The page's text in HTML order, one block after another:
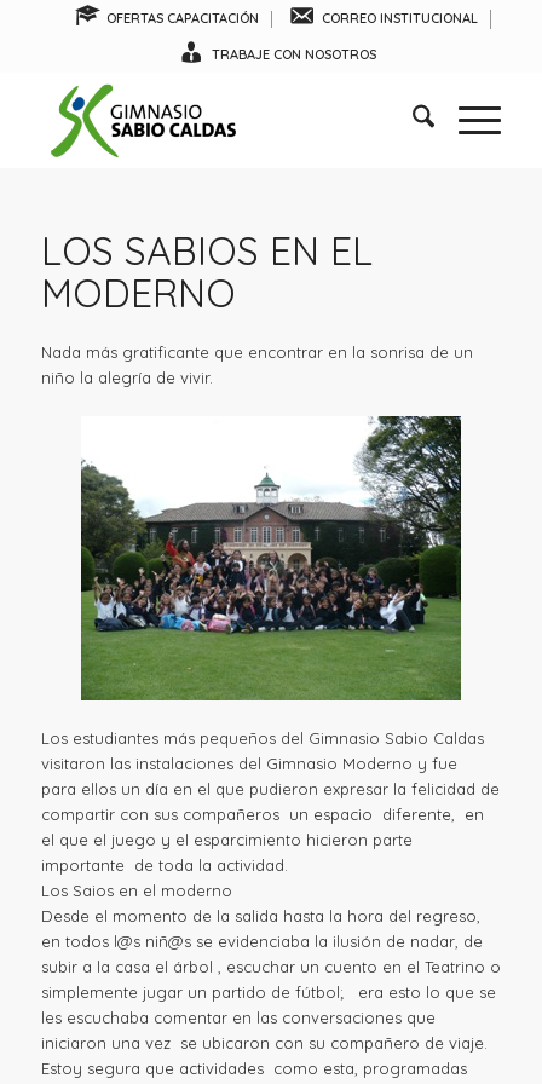
OFERTAS CAPACITACIÓN CORREO INSTITUCIONAL
TRABAJE CON NOSOTROS
LOS SABIOS EN EL
MODERNO
Nada más gratificante que encontrar en la sonrisa de un
niño la alegría de vivir.
Los estudiantes más pequeños del Gimnasio Sabio Caldas
visitaron las instalaciones del Gimnasio Moderno y fue
para ellos un día en el que pudieron expresar la felicidad de
compartir con sus compañeros un espacio diferente, en
el que el juego y el esparcimiento hicieron parte
importante de toda la actividad.
Los Saios en el moderno
Desde el momento de la salida hasta la hora del regreso,
en todos l@s niñ@s se evidenciaba la ilusión de nadar, de
subir a la casa el árbol , escuchar un cuento en el Teatrino o
simplemente jugar un partido de fútbol; era esto lo que se
les escuchaba comentar en las conversaciones que
iniciaron una vez se ubicaron con su compañero de viaje.
Estoy segura que actividades como esta, programadas